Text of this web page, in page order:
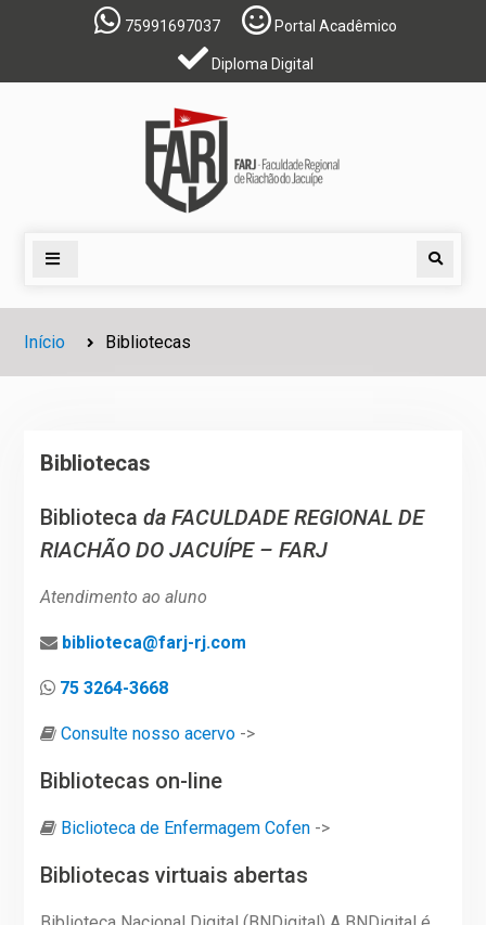
75991697037 Portal Acadêmico
Diploma Digital
Search
Início Bibliotecas
Bibliotecas
Biblioteca da FACULDADE REGIONAL DE
RIACHÃO DO JACUÍPE – FARJ
Atendimento ao aluno
biblioteca@farj-rj.com
75 3264-3668
Consulte nosso acervo->
Bibliotecas on-line
Biclioteca de Enfermagem Cofen->
Bibliotecas virtuais abertas